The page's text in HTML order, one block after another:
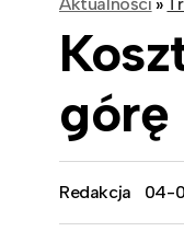
górę
Redakcja 04-